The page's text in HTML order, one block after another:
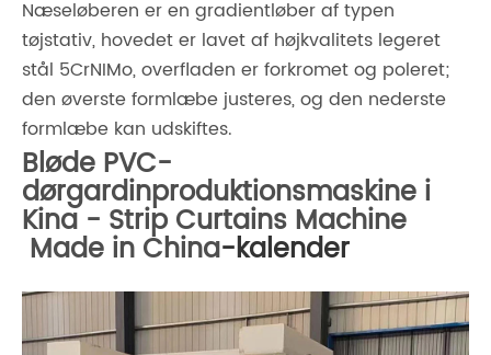
Næseløberen er en gradientløber af typen
tøjstativ, hovedet er lavet af højkvalitets legeret
stål 5CrNIMo, overfladen er forkromet og poleret;
den øverste formlæbe justeres, og den nederste
formlæbe kan udskiftes.
Bløde PVC-
dørgardinproduktionsmaskine i
Kina - Strip Curtains Machine
Made in China-kalender